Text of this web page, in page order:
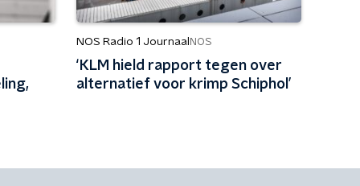
NOS Radio 1 Journaal NOS
‘KLM hield rapport tegen over
alternatief voor krimp Schiphol’